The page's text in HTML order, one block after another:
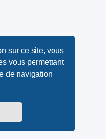
sur ce site, vous
vous permettant
de navigation